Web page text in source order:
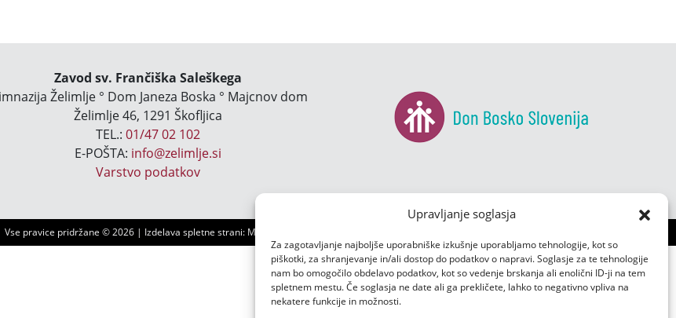
Upravljanje soglasja
Za zagotavljanje najboljše uporabniške izkušnje uporabljamo tehnologije, kot so
piškotki, za shranjevanje in/ali dostop do podatkov o napravi. Soglasje za te tehnologije
nam bo omogočilo obdelavo podatkov, kot so vedenje brskanja ali enolični ID-ji na tem
spletnem mestu. Če soglasja ne date ali ga prekličete, lahko to negativno vpliva na
nekatere funkcije in možnosti.
Zavod sv. Frančiška Saleškega
Želimlje ° Dom Janeza Boska ° Majcnov dom
Želimlje 46, 1291 Škofljica
TEL.:01/47 02 102
E-POŠTA: info@zelimlje.si
Varstvo podatkov
Vse pravice pridržane ©2026 | Izdelava spletne strani: Ms3 d.o.o.